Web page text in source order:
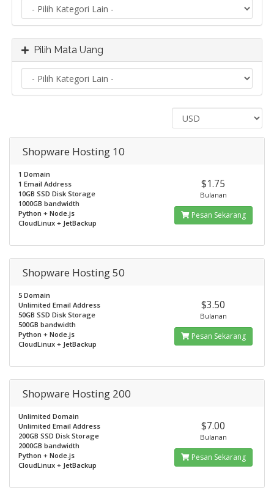
Pilih Mata Uang
Shopware Hosting 10
1 Domain
1 Email Address
10GB SSD Disk Storage
1000GB bandwidth
Python + Node.js
CloudLinux + JetBackup
$1.75
Bulanan
Pesan Sekarang
Shopware Hosting 50
5 Domain
Unlimited Email Address
50GB SSD Disk Storage
500GB bandwidth
Python + Node.js
CloudLinux + JetBackup
$3.50
Bulanan
Pesan Sekarang
Shopware Hosting 200
Unlimited Domain
Unlimited Email Address
200GB SSD Disk Storage
2000GB bandwidth
Python + Node.js
CloudLinux + JetBackup
$7.00
Bulanan
Pesan Sekarang